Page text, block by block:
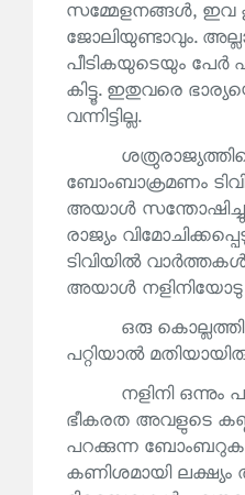
സമ്മേളനങ്ങൾ, ഇവ
ജോലിയുണ്ടാവും.
പീടികയുടെയും
കിട്ടൂ. ഇതുവരെ
വന്നിട്ടില്ല.
ബോംബാക്രമണം
അയാൾ സന്തോഷിച്ചു.
രാജ്യം
ടിവിയിൽ
അയാൾ നളിനിയോടു
ഒരു
പറ്റിയാൽ
നളിനി ഒന്നും
ഭീകരത അവളുടെ
പറക്കുന്ന
കണിശമായി ലക്ഷ്യം